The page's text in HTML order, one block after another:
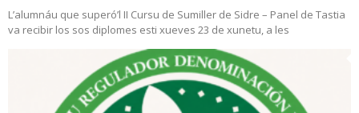
L’alumnáu que superó’l II Cursu de Sumiller de Sidre – Panel de Tastia
va recibir los sos diplomes esti xueves 23 de xunetu, a les